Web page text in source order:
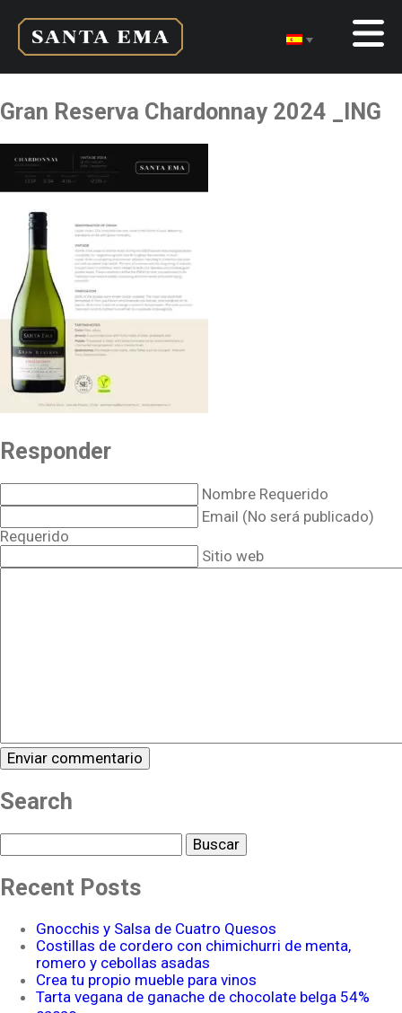
Gran Reserva Chardonnay 2024 _ING
Responder
Nombre Requerido
Email (No será publicado)
Requerido
Sitio web
Search
Recent Posts
Gnocchis y Salsa de Cuatro Quesos
Costillas de cordero con chimichurri de menta,
romero y cebollas asadas
Crea tu propio mueble para vinos
Tarta vegana de ganache de chocolate belga 54%